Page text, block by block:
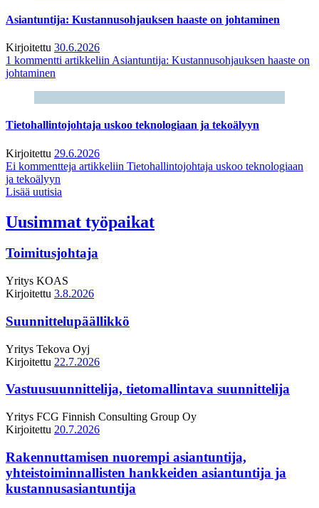
Asiantuntija: Kustannusohjauksen haaste on johtaminen
Kirjoitettu 30.6.2026
1 kommentti artikkeliin Asiantuntija: Kustannusohjauksen haaste on
johtaminen
Tietohallintojohtaja uskoo teknologiaan ja tekoälyyn
Kirjoitettu 29.6.2026
Ei kommentteja artikkeliin Tietohallintojohtaja uskoo teknologiaan
ja tekoälyyn
Lisää uutisia
Uusimmat työpaikat
Toimitusjohtaja
Yritys KOAS
Kirjoitettu 3.8.2026
Suunnittelupäällikkö
Yritys Tekova Oyj
Kirjoitettu 22.7.2026
Vastuusuunnittelija, tietomallintava suunnittelija
Yritys FCG Finnish Consulting Group Oy
Kirjoitettu 20.7.2026
Rakennuttamisen nuorempi asiantuntija,
yhteistoiminnallisten hankkeiden asiantuntija ja
kustannusasiantuntija